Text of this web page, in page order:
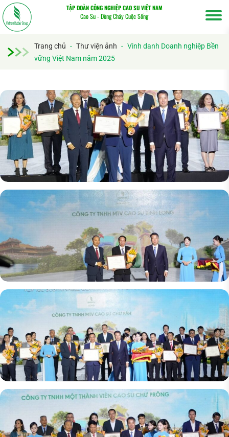
TẬP ĐOÀN CÔNG NGHIỆP CAO SU VIỆT NAM
Cao Su - Dòng Chảy Cuộc Sống
Trang chủ - Thư viện ảnh - Vinh danh Doanh nghiệp Bền
vững Việt Nam năm 2025
Tìm
kiếm...